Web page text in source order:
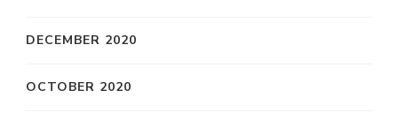
DECEMBER 2020
OCTOBER 2020